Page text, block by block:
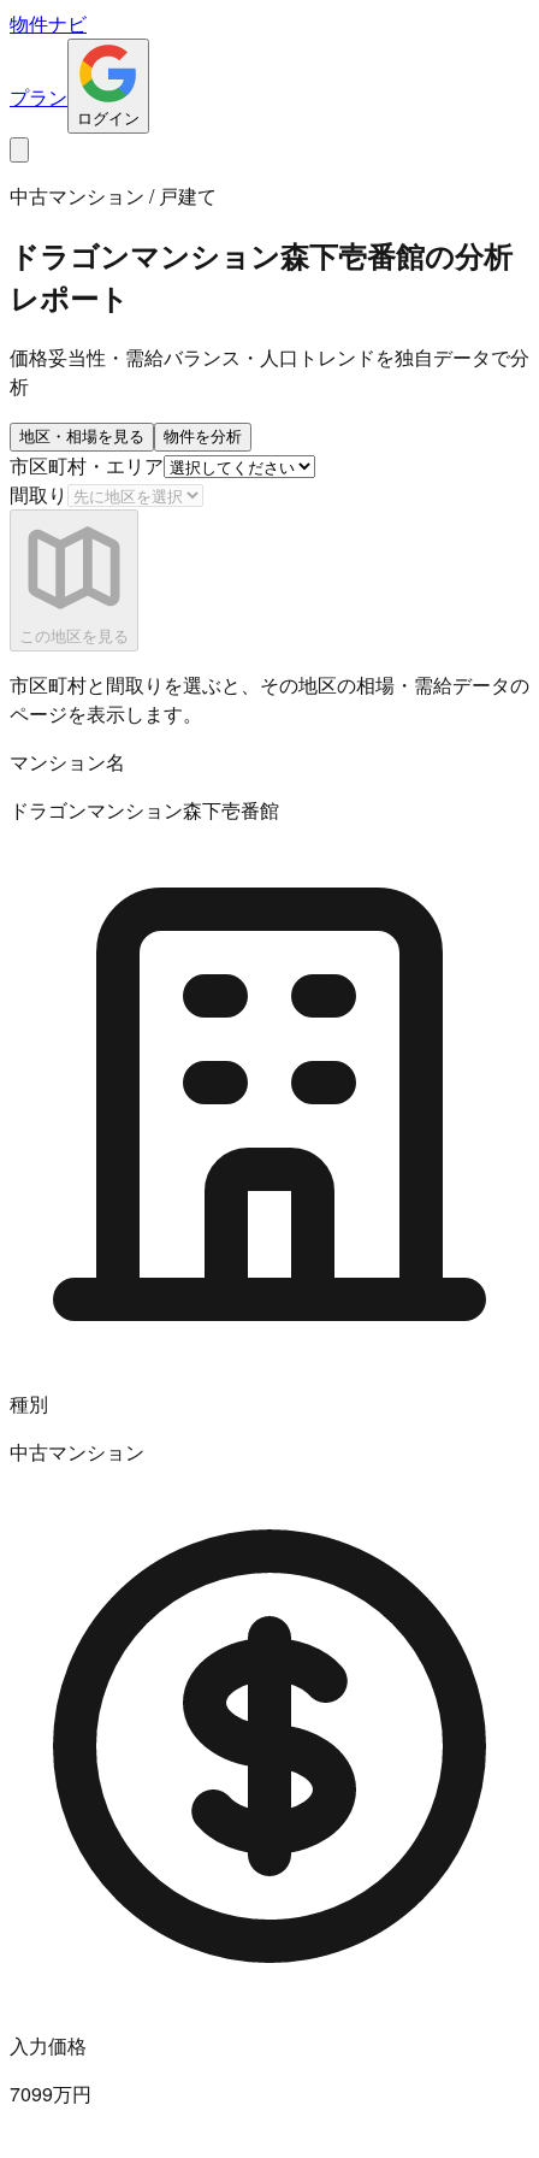
物件ナビ
プラン
ログイン
中古マンション / 戸建て
ドラゴンマンション森下壱番館の分析
レポート
価格妥当性・需給バランス・人口トレンドを独自データで分
析
地区・相場を見る 物件を分析
市区町村・エリア
間取り
この地区を見る
市区町村と間取りを選ぶと、その地区の相場・需給データの
ページを表示します。
マンション名
ドラゴンマンション森下壱番館
種別
中古マンション
入力価格
7099万円